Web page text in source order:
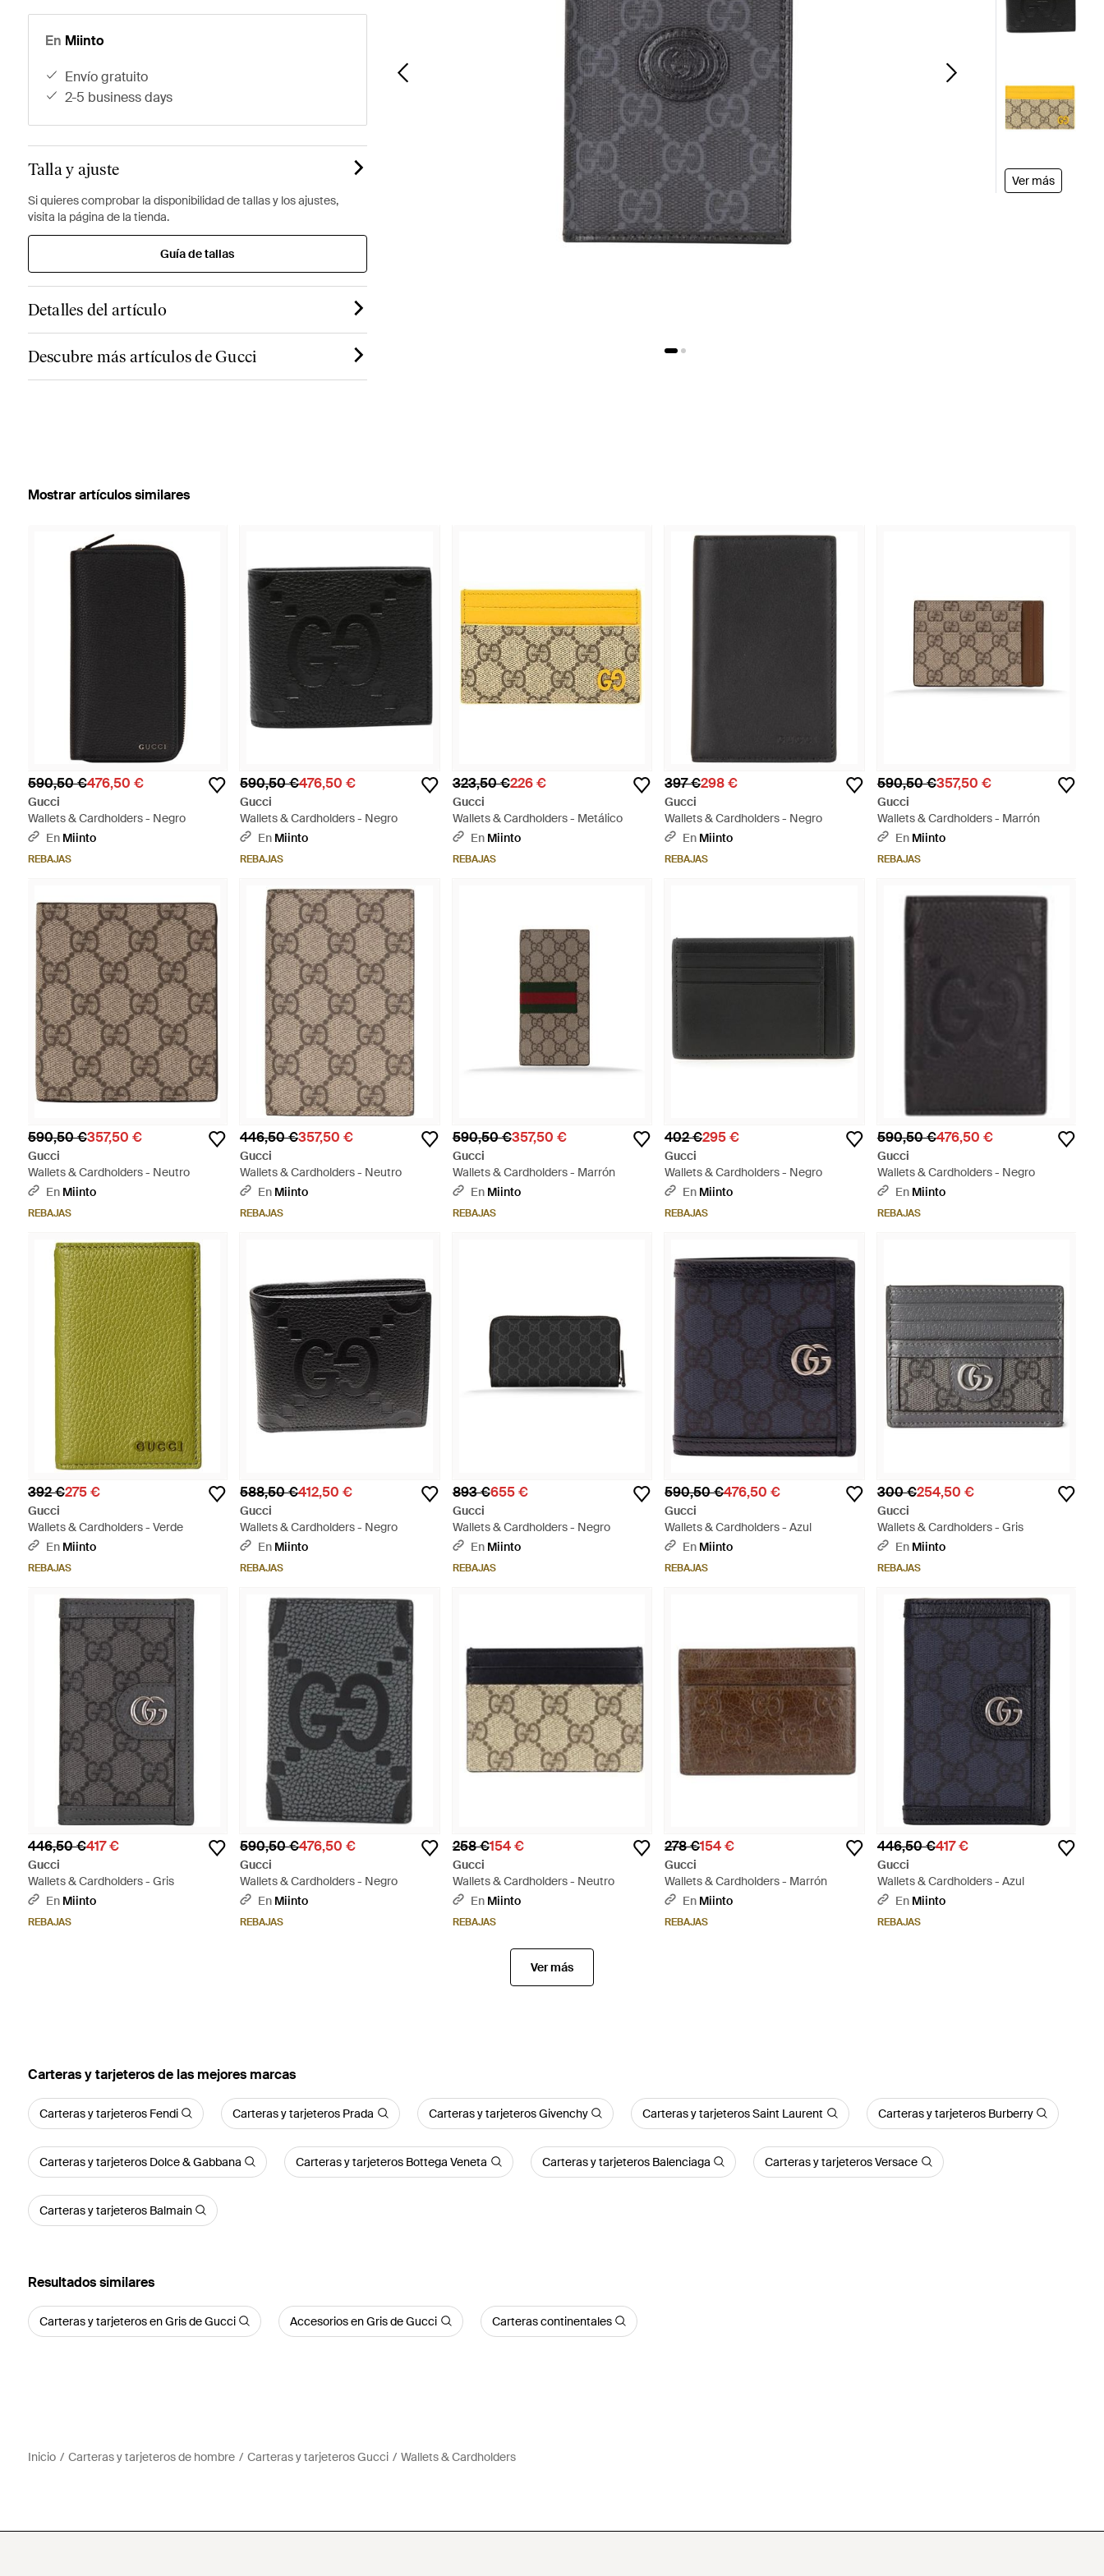
En Miinto
envío gratuito
2-5 business days
Talla y ajuste
Si quieres comprobar la disponibilidad de tallas y los ajustes,
visita la página de la tienda.
Guía de tallas
Detalles del artículo
Descubre más artículos de Gucci
Ver más
Mostrar artículos similares
590,50 €476,50 €
Gucci
Wallets & Cardholders - Negro
En Miinto
REBAJAS
590,50 €476,50 €
Gucci
Wallets & Cardholders - Negro
En Miinto
REBAJAS
323,50 €226 €
Gucci
Wallets & Cardholders - Metálico
En Miinto
REBAJAS
397 €298 €
Gucci
Wallets & Cardholders - Negro
En Miinto
REBAJAS
590,50 €357,50 €
Gucci
Wallets & Cardholders - Marrón
En Miinto
REBAJAS
590,50 €357,50 €
Gucci
Wallets & Cardholders - Neutro
En Miinto
REBAJAS
446,50 €357,50 €
Gucci
Wallets & Cardholders - Neutro
En Miinto
REBAJAS
590,50 €357,50 €
Gucci
Wallets & Cardholders - Marrón
En Miinto
REBAJAS
402 €295 €
Gucci
Wallets & Cardholders - Negro
En Miinto
REBAJAS
590,50 €476,50 €
Gucci
Wallets & Cardholders - Negro
En Miinto
REBAJAS
392 €275 €
Gucci
Wallets & Cardholders - Verde
En Miinto
REBAJAS
588,50 €412,50 €
Gucci
Wallets & Cardholders - Negro
En Miinto
REBAJAS
893 €655 €
Gucci
Wallets & Cardholders - Negro
En Miinto
REBAJAS
590,50 €476,50 €
Gucci
Wallets & Cardholders - Azul
En Miinto
REBAJAS
300 €254,50 €
Gucci
Wallets & Cardholders - Gris
En Miinto
REBAJAS
446,50 €417 €
Gucci
Wallets & Cardholders - Gris
En Miinto
REBAJAS
590,50 €476,50 €
Gucci
Wallets & Cardholders - Negro
En Miinto
REBAJAS
258 €154 €
Gucci
Wallets & Cardholders - Neutro
En Miinto
REBAJAS
278 €154 €
Gucci
Wallets & Cardholders - Marrón
En Miinto
REBAJAS
446,50 €417 €
Gucci
Wallets & Cardholders - Azul
En Miinto
REBAJAS
Ver más
Carteras y tarjeteros de las mejores marcas
Carteras y tarjeteros Fendi Carteras y tarjeteros Prada Carteras y tarjeteros Givenchy Carteras y tarjeteros Saint Laurent Carteras y tarjeteros Burberry
Carteras y tarjeteros Dolce & Gabbana Carteras y tarjeteros Bottega Veneta Carteras y tarjeteros Balenciaga Carteras y tarjeteros Versace
Carteras y tarjeteros Balmain
Resultados similares
Carteras y tarjeteros en Gris de Gucci Accesorios en Gris de Gucci Carteras continentales
Inicio Carteras y tarjeteros de hombre Carteras y tarjeteros Gucci Wallets & Cardholders